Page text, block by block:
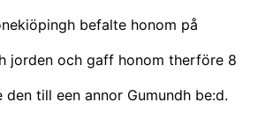
befalte honom på
jorden och gaff honom therföre 8
den till een annor Gumundh be:d.